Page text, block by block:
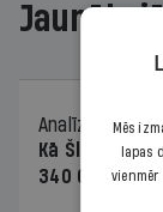
Analīze
Kā Šlesera
340 000
Mēs
lapas